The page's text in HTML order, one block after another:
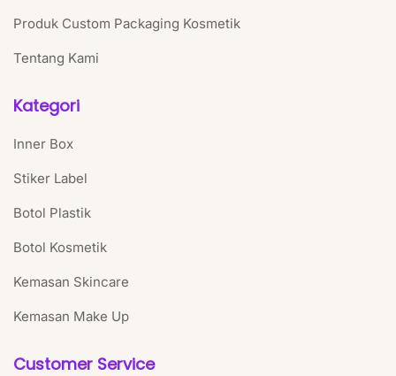
Produk Custom Packaging Kosmetik
Tentang Kami
Kategori
Inner Box
Stiker Label
Botol Plastik
Botol Kosmetik
Kemasan Skincare
Kemasan Make Up
Customer Service